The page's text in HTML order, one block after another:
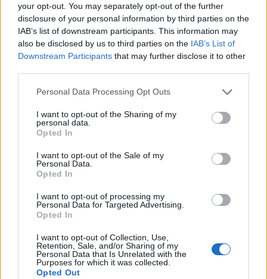
your opt-out. You may separately opt-out of the further
disclosure of your personal information by third parties on the
IAB’s list of downstream participants. This information may
also be disclosed by us to third parties on the IAB’s List of
Downstream Participants that may further disclose it to other
Personal Data Processing Opt Outs
I want to opt-out of the Sharing of my
personal data.
Opted In
I want to opt-out of the Sale of my
Personal Data.
Opted In
I want to opt-out of processing my
Personal Data for Targeted Advertising.
Opted In
I want to opt-out of Collection, Use,
Retention, Sale, and/or Sharing of my
Personal Data that Is Unrelated with the
Purposes for which it was collected.
Opted Out
Przekazywanie innym
podmiotom
innym podmiotom, w celu wykonania umowy /
wykonania usługi (Art. 6 ust. 1 lit. b) RODO), jak
również w celach określonych w art. Art. 6 ust. 1 lit. f)
RODO. Administrator oświadcza, że nie przekazuje
Danych do państwa trzeciego lub organizacji
międzynarodowej (czyli poza Europejski Obszar
Gospodarczy („EOG”). Administrator oświadcza
również, że nie korzysta z podwykonawców, którzy
przekazują dane poza EOG. w przypadku, gdyby
sytuacja się zmieniła, w przypadku zajścia
konieczności korzystania z podwykonawców albo